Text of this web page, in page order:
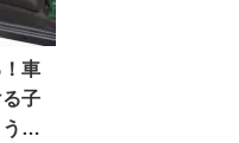
車
子
と